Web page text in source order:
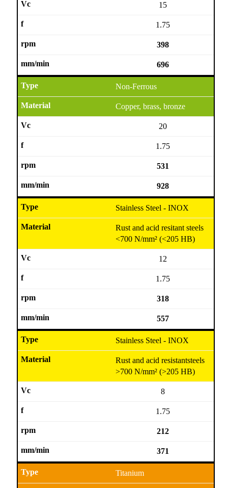
15
1.75
398
696
Non-Ferrous
Copper, brass, bronze
20
1.75
531
928
Stainless Steel - INOX
Rust and acid resitant steels
<700 N/mm² (<205 HB)
12
1.75
318
557
Stainless Steel - INOX
Rust and acid resistantsteels
>700 N/mm² (>205 HB)
8
1.75
212
371
Titanium